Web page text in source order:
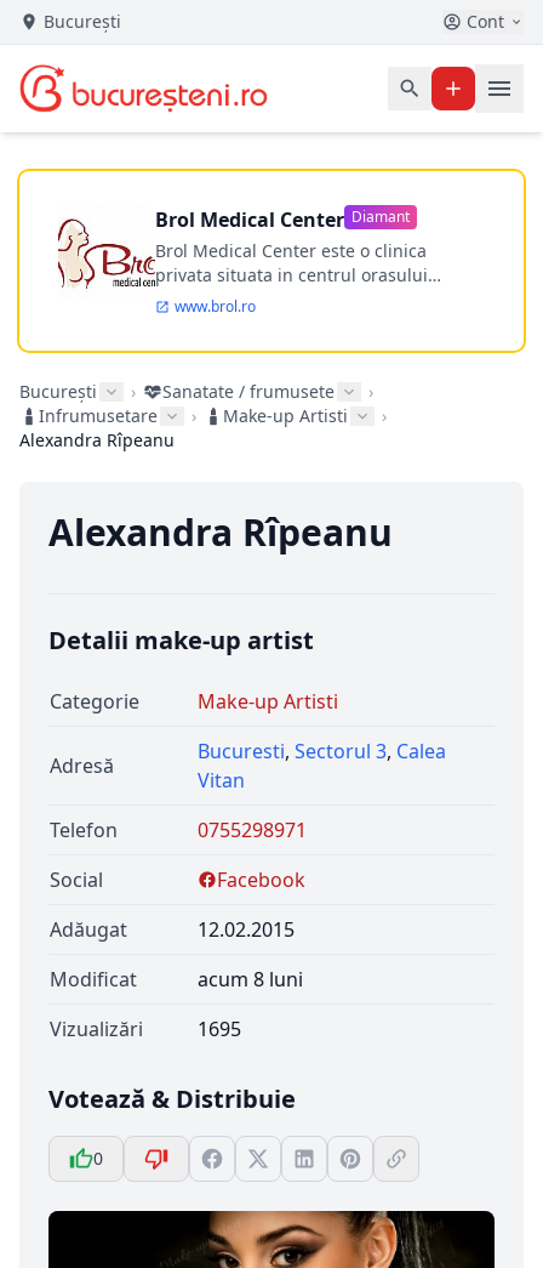
București Cont
Brol Medical Center Diamant
Brol Medical Center este o clinica
privata situata in centrul orasului
Timisoara avand o experienta de
Incepand din anul 2009 clinica isi
ultramodern.
www.brol.ro
București › Sanatate / frumusete
›
Infrumusetare
› Make-up Artisti
›
Alexandra Rîpeanu
Alexandra Rîpeanu
Detalii make-up artist
Categorie Make-up Artisti
Adresă
Bucuresti, Sectorul 3, Calea
Vitan
Telefon
0755298971
Social
Facebook
Adăugat
12.02.2015
Modificat
acum 8 luni
Vizualizări
1695
Votează & Distribuie
0